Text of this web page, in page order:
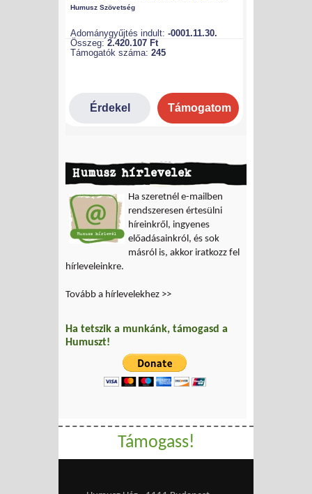
Humusz hírlevelek
Ha szeretnél e-mailben
rendszeresen értesülni
híreinkről, ingyenes
előadásainkról, és sok
másról is, akkor iratkozz fel
hírleveleinkre.
Tovább a hírlevelekhez >>
Ha tetszik a munkánk, támogasd a
Humuszt!
Támogass!